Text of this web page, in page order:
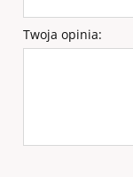
Twoja opinia: